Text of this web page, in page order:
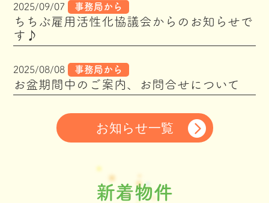
2025/09/07 事務局から
ちちぶ雇用活性化協議会からのお知らせで
す♪
2025/08/08 事務局から
お盆期間中のご案内、お問合せについて
お知らせ一覧
新着物件